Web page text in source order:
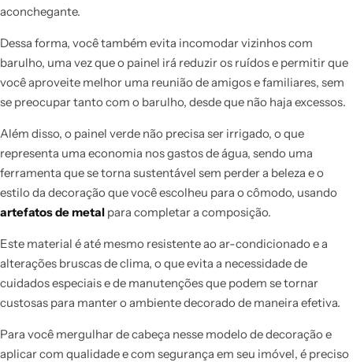
aconchegante.
Dessa forma, você também evita incomodar vizinhos com
barulho, uma vez que o painel irá reduzir os ruídos e permitir que
você aproveite melhor uma reunião de amigos e familiares, sem
se preocupar tanto com o barulho, desde que não haja excessos.
Além disso, o painel verde não precisa ser irrigado, o que
representa uma economia nos gastos de água, sendo uma
ferramenta que se torna sustentável sem perder a beleza e o
estilo da decoração que você escolheu para o cômodo, usando
artefatos de metal para completar a composição.
Este material é até mesmo resistente ao ar-condicionado e a
alterações bruscas de clima, o que evita a necessidade de
cuidados especiais e de manutenções que podem se tornar
custosas para manter o ambiente decorado de maneira efetiva.
Para você mergulhar de cabeça nesse modelo de decoração e
aplicar com qualidade e com segurança em seu imóvel, é preciso